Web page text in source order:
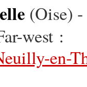
(Oise) -
west :
en-